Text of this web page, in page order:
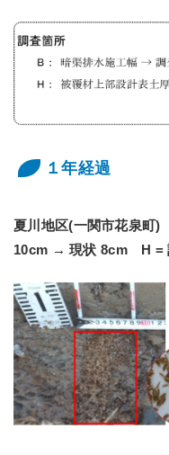
１年経過
夏川地区(一関市花泉町
10cm → 現状 8cm H =